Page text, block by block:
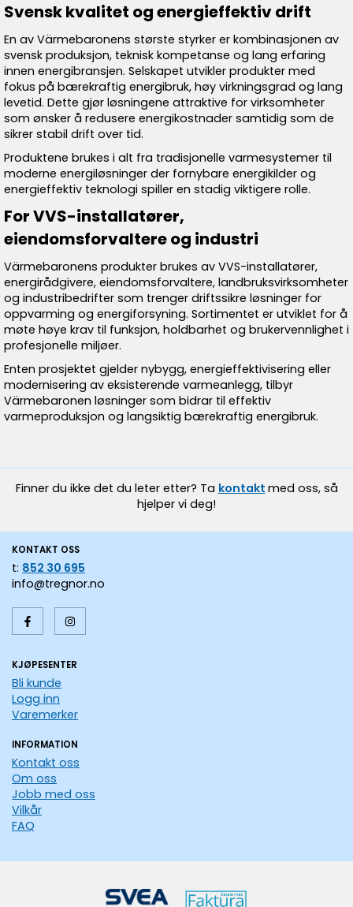
Svensk kvalitet og energieffektiv drift
En av Värmebaronens største styrker er kombinasjonen av
svensk produksjon, teknisk kompetanse og lang erfaring
innen energibransjen. Selskapet utvikler produkter med
fokus på bærekraftig energibruk, høy virkningsgrad og lang
levetid. Dette gjør løsningene attraktive for virksomheter
som ønsker å redusere energikostnader samtidig som de
sikrer stabil drift over tid.
Produktene brukes i alt fra tradisjonelle varmesystemer til
moderne energiløsninger der fornybare energikilder og
energieffektiv teknologi spiller en stadig viktigere rolle.
For VVS-installatører,
eiendomsforvaltere og industri
Värmebaronens produkter brukes av VVS-installatører,
energirådgivere, eiendomsforvaltere, landbruksvirksomheter
og industribedrifter som trenger driftssikre løsninger for
oppvarming og energiforsyning. Sortimentet er utviklet for å
møte høye krav til funksjon, holdbarhet og brukervennlighet i
profesjonelle miljøer.
Enten prosjektet gjelder nybygg, energieffektivisering eller
modernisering av eksisterende varmeanlegg, tilbyr
Värmebaronen løsninger som bidrar til effektiv
varmeproduksjon og langsiktig bærekraftig energibruk.
Finner du ikke det du leter etter? Ta kontakt med oss, så
hjelper vi deg!
KONTAKT OSS
t: 852 30 695
info@tregnor.no
KJØPESENTER
Bli kunde
Logg inn
Varemerker
INFORMATION
Kontakt oss
Om oss
Jobb med oss
Vilkår
FAQ